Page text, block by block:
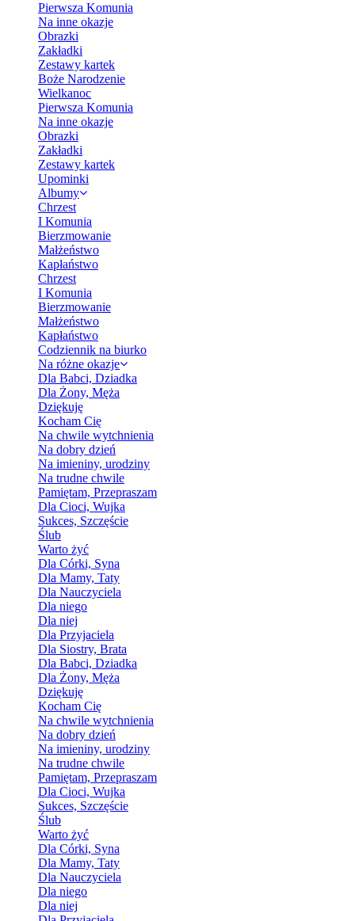
Pierwsza Komunia
Na inne okazje
Obrazki
Zakładki
Zestawy kartek
Boże Narodzenie
Wielkanoc
Pierwsza Komunia
Na inne okazje
Obrazki
Zakładki
Zestawy kartek
Upominki
Albumy
Chrzest
I Komunia
Bierzmowanie
Małżeństwo
Kapłaństwo
Chrzest
I Komunia
Bierzmowanie
Małżeństwo
Kapłaństwo
Codziennik na biurko
Na różne okazje
Dla Babci, Dziadka
Dla Żony, Męża
Dziękuję
Kocham Cię
Na chwile wytchnienia
Na dobry dzień
Na imieniny, urodziny
Na trudne chwile
Pamiętam, Przepraszam
Dla Cioci, Wujka
Sukces, Szczęście
Ślub
Warto żyć
Dla Córki, Syna
Dla Mamy, Taty
Dla Nauczyciela
Dla niego
Dla niej
Dla Przyjaciela
Dla Siostry, Brata
Dla Babci, Dziadka
Dla Żony, Męża
Dziękuję
Kocham Cię
Na chwile wytchnienia
Na dobry dzień
Na imieniny, urodziny
Na trudne chwile
Pamiętam, Przepraszam
Dla Cioci, Wujka
Sukces, Szczęście
Ślub
Warto żyć
Dla Córki, Syna
Dla Mamy, Taty
Dla Nauczyciela
Dla niego
Dla niej